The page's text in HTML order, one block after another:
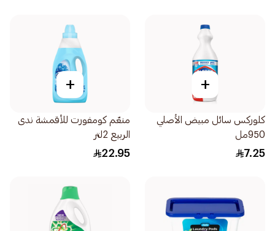
+
كلوركس سائل مبيض الأصلي
950مل
7.25
+
منعّم كومفورت للأقمشة ندى
الربيع 2لتر
22.95